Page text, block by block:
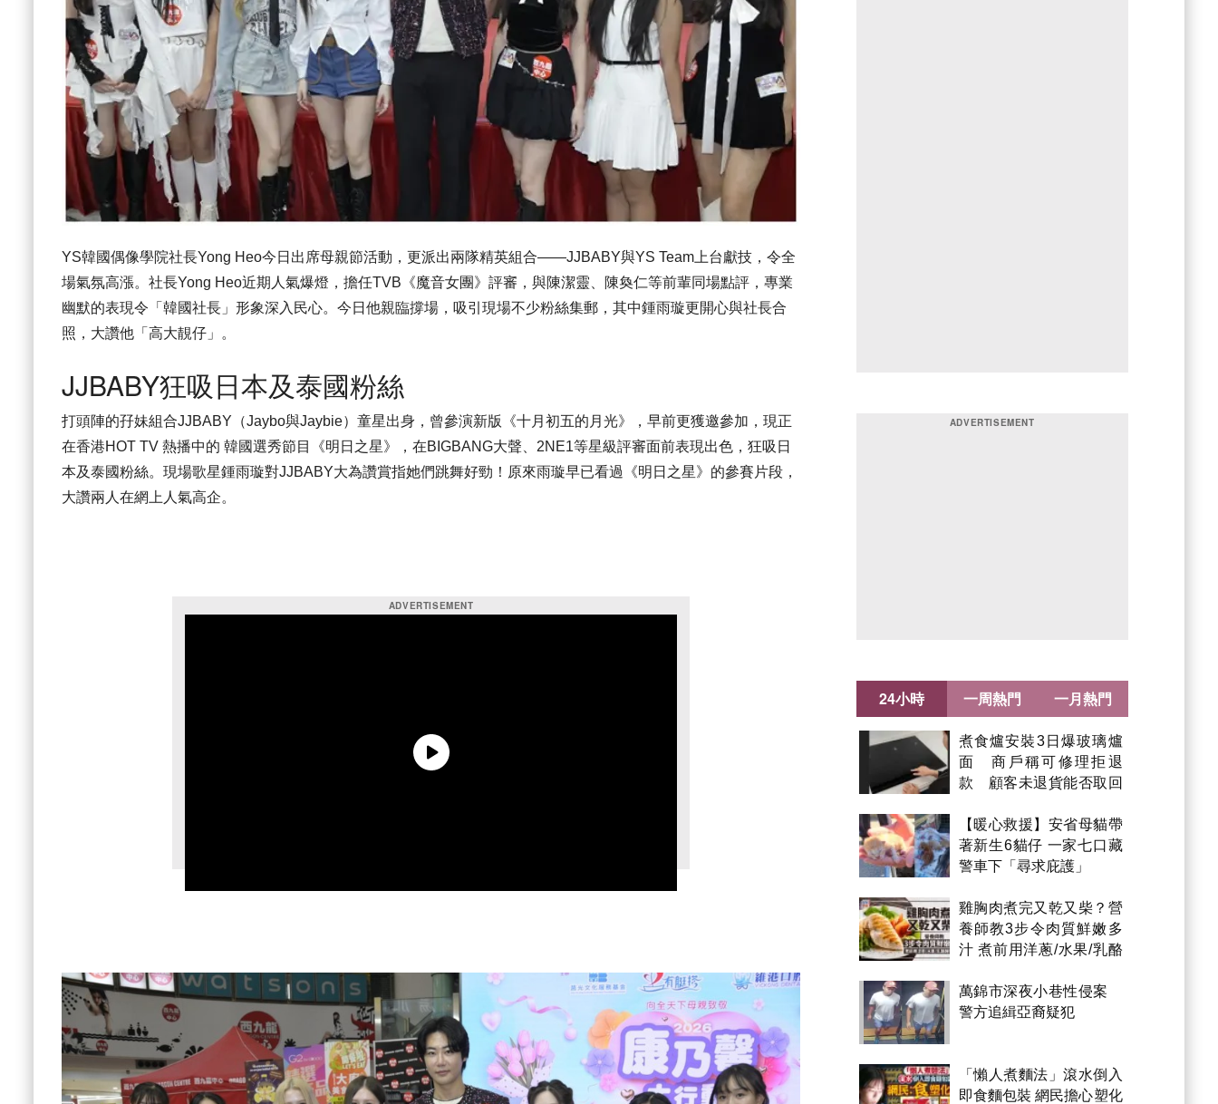
YS韓國偶像學院社長Yong Heo今日出席母親節活動，更派出兩隊精英組合——JJBABY與YS Team上台獻技，令全
場氣氛高漲。社長Yong Heo近期人氣爆燈，擔任TVB《魔音女團》評審，與陳潔靈、陳奐仁等前輩同場點評，專業
幽默的表現令「韓國社長」形象深入民心。今日他親臨撐場，吸引現場不少粉絲集郵，其中鍾雨璇更開心與社長合
照，大讚他「高大靚仔」。
JJBABY狂吸日本及泰國粉絲
打頭陣的孖妹組合JJBABY（Jaybo與Jaybie）童星出身，曾參演新版《十月初五的月光》，早前更獲邀參加，現正
在香港HOT TV 熱播中的 韓國選秀節目《明日之星》，在BIGBANG大聲、2NE1等星級評審面前表現出色，狂吸日
本及泰國粉絲。現場歌星鍾雨璇對JJBABY大為讚賞指她們跳舞好勁！原來雨璇早已看過《明日之星》的參賽片段，
大讚兩人在網上人氣高企。
24小時
煮食爐安裝3日爆玻璃爐
面 商戶稱可修理拒退
款 顧客未退貨能否取回
【暖心救援】安省母貓帶
著新生6貓仔 一家七口藏
警車下「尋求庇護」
雞胸肉煮完又乾又柴？營
養師教3步令肉質鮮嫩多
汁 煮前用洋蔥/水果/乳酪
萬錦市深夜小巷性侵案
警方追緝亞裔疑犯
「懶人煮麵法」滾水倒入
即食麵包裝 網民擔心塑化
一周熱門 一月熱門